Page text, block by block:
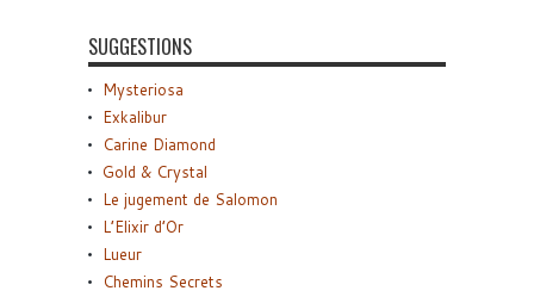
SUGGESTIONS
Mysteriosa
Exkalibur
Carine Diamond
Gold & Crystal
Le jugement de Salomon
L’Elixir d’Or
Lueur
Chemins Secrets